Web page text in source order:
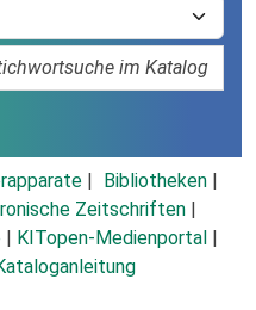
Bibliotheken
Zeitschriften
KITopen-Medienportal